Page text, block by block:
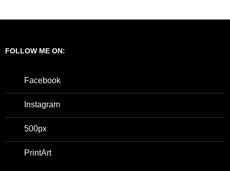
FOLLOW ME ON:
Facebook
Instagram
500px
PrintArt